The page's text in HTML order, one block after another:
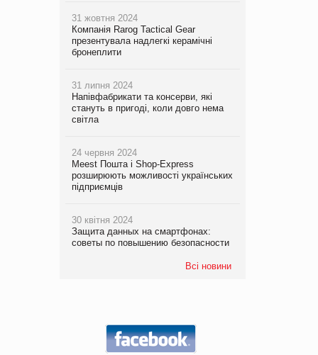
31 жовтня 2024
Компанія Rarog Tactical Gear
презентувала надлегкі керамічні
бронеплити
31 липня 2024
Напівфабрикати та консерви, які
стануть в пригоді, коли довго нема
світла
24 червня 2024
Meest Пошта і Shop-Express
розширюють можливості українських
підприємців
30 квітня 2024
Защита данных на смартфонах:
советы по повышению безопасности
Всі новини